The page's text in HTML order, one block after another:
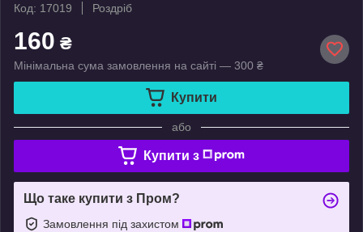
Код: 17019
Роздріб
160 ₴
Мінімальна сума замовлення на сайті — 300 ₴
Купити
або
Купити з
Що таке купити з Пром?
Замовлення під захистом